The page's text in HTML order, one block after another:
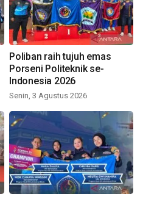
Poliban raih tujuh emas
Porseni Politeknik se-
Indonesia 2026
Senin, 3 Agustus 2026